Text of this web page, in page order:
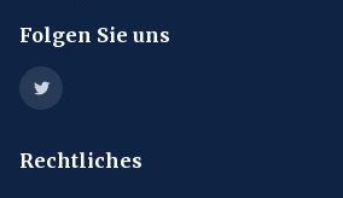
Folgen Sie uns
Rechtliches